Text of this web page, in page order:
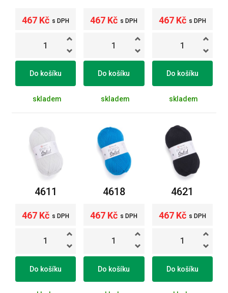
467 Kč s DPH
Do košíku
skladem
467 Kč s DPH
Do košíku
skladem
467 Kč s DPH
Do košíku
skladem
4611
467 Kč s DPH
Do košíku
4618
467 Kč s DPH
Do košíku
4621
467 Kč s DPH
Do košíku